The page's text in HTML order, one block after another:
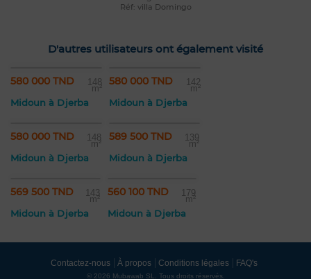
Réf: villa Domingo
D'autres utilisateurs ont également visité
580 000 TND 148
m²
Midoun à Djerba
580 000 TND 142
m²
Midoun à Djerba
580 000 TND 148
m²
Midoun à Djerba
589 500 TND 139
m²
Midoun à Djerba
569 500 TND 143
m²
Midoun à Djerba
560 100 TND 179
m²
Midoun à Djerba
Contactez-nous À propos Conditions légales FAQ's
© 2026 Mubawab SL. Tous droits réservés.